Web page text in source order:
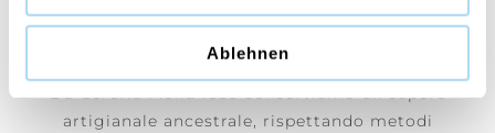
Ablehnen
sensazione di calma a un’ondata di rinnovamento
Da Cerería Mollá 1899 conserviamo un sapere
artigianale ancestrale, rispettando metodi